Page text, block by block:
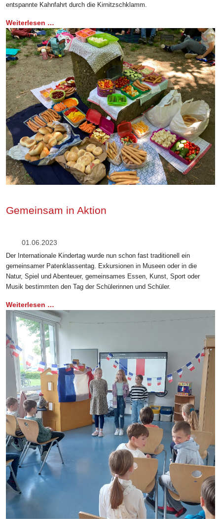
entspannte Kahnfahrt durch die Kirnitzschklamm.
Weiterlesen …
Gemeinsam in Aktion
01.06.2023
Der Internationale Kindertag wurde nun schon fast traditionell ein
gemeinsamer Patenklassentag. Exkursionen in Museen oder in die
Natur, Spiel und Abenteuer, gemeinsames Essen, Kunst, Sport oder
Musik bestimmten den Tag der Schülerinnen und Schüler.
Weiterlesen …